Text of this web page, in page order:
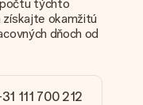
záujmami?
pomôže nájsť
týchto
okamžitú
dňoch od
111 700 212